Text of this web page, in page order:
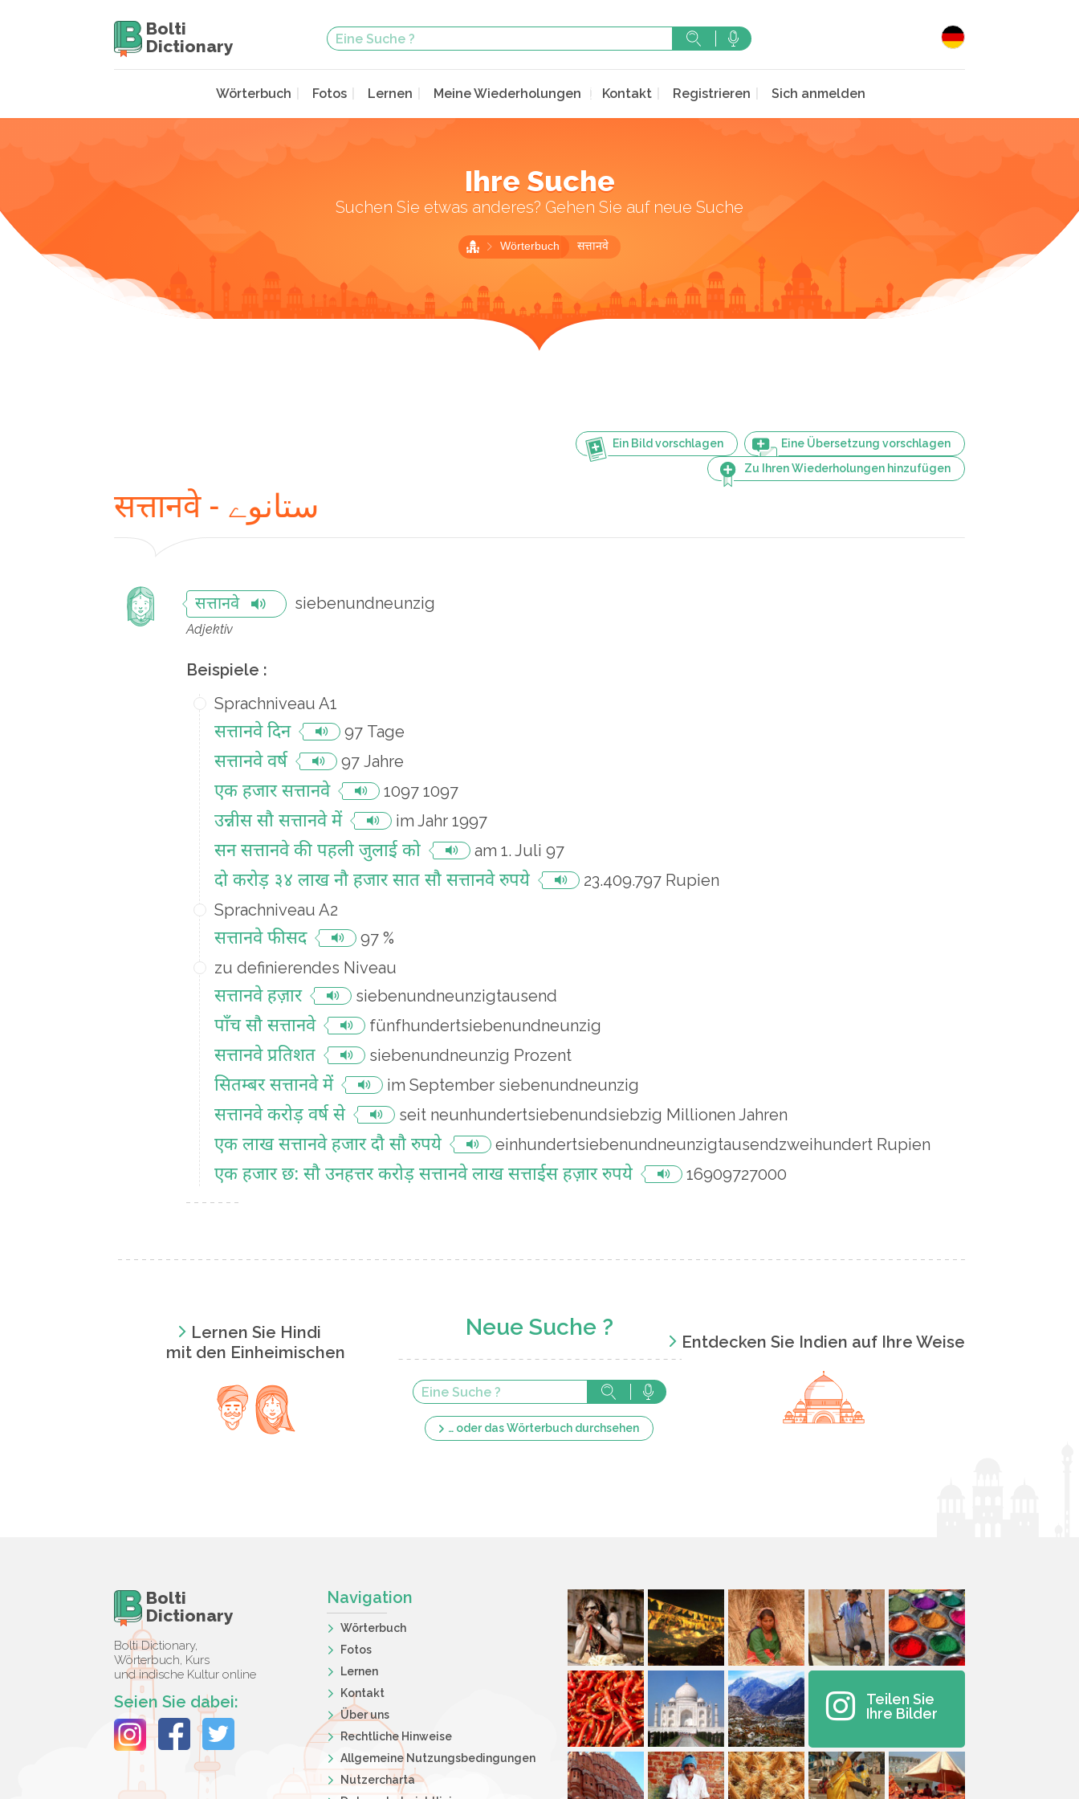
Bolti
Dictionary
Wörterbuch Fotos Lernen Meine Wiederholungen Kontakt Registrieren Sich anmelden
Ihre Suche
Suchen Sie etwas anderes? Gehen Sie auf neue Suche
Wörterbuch सत्तानवे
Ein Bild vorschlagen
Eine Übersetzung vorschlagen
Zu Ihren Wiederholungen hinzufügen
सत्तानवे - ستانوے
सत्तानवे siebenundneunzig
Adjektiv
Beispiele :
Sprachniveau A1
सत्तानवे दिन 97 Tage
सत्तानवे वर्ष 97 Jahre
एक हजार सत्तानवे 1097 1097
उन्नीस सौ सत्तानवे में im Jahr 1997
सन सत्तानवे की पहली जुलाई को am 1. Juli 97
दो करोड़ ३४ लाख नौ हजार सात सौ सत्तानवे रुपये
23.409.797 Rupien
Sprachniveau A2
सत्तानवे फीसद
97 %
zu definierendes Niveau
सत्तानवे हज़ार siebenundneunzigtausend
पाँच सौ सत्तानवे fünfhundertsiebenundneunzig
सत्तानवे प्रतिशत siebenundneunzig Prozent
सितम्बर सत्तानवे में im September siebenundneunzig
सत्तानवे करोड़ वर्ष से seit neunhundertsiebenundsiebzig Millionen Jahren
एक लाख सत्तानवे हजार दौ सौ रुपये einhundertsiebenundneunzigtausendzweihundert Rupien
एक हजार छ: सौ उनहत्तर करोड़ सत्तानवे लाख सत्ताईस हज़ार रुपये 16909727000
Lernen Sie Hindi
mit den Einheimischen
Neue Suche ?
… oder das Wörterbuch durchsehen
Entdecken Sie Indien auf Ihre Weise
Bolti
Dictionary
Bolti Dictionary,
Wörterbuch, Kurs
und indische Kultur online
Seien Sie dabei:
Navigation
Wörterbuch
Fotos
Lernen
Kontakt
Über uns
Rechtliche Hinweise
Allgemeine Nutzungsbedingungen
Nutzercharta
Teilen Sie
Ihre Bilder